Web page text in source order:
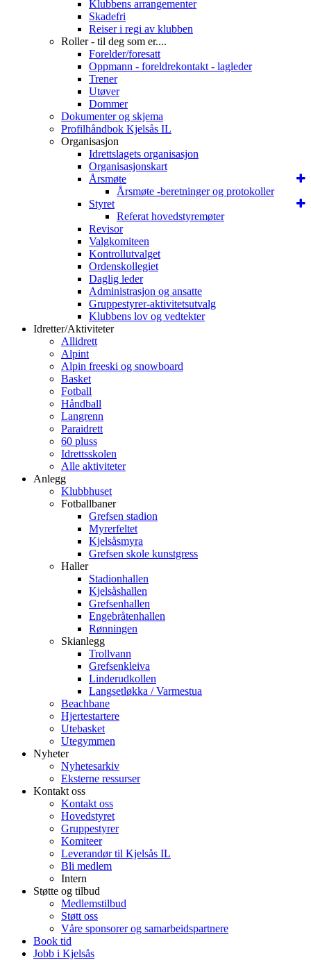
Klubbens arrangementer
Skadefri
Reiser i regi av klubben
Roller - til deg som er....
Forelder/foresatt
Oppmann - foreldrekontakt - lagleder
Trener
Utøver
Dommer
Dokumenter og skjema
Profilhåndbok Kjelsås IL
Organisasjon
Idrettslagets organisasjon
Organisasjonskart
Årsmøte
Årsmøte -beretninger og protokoller
Styret
Referat hovedstyremøter
Revisor
Valgkomiteen
Kontrollutvalget
Ordenskollegiet
Daglig leder
Administrasjon og ansatte
Gruppestyrer-aktivitetsutvalg
Klubbens lov og vedtekter
Idretter/Aktiviteter
Allidrett
Alpint
Alpin freeski og snowboard
Basket
Fotball
Håndball
Langrenn
Paraidrett
60 pluss
Idrettsskolen
Alle aktiviteter
Anlegg
Klubbhuset
Fotballbaner
Grefsen stadion
Myrerfeltet
Kjelsåsmyra
Grefsen skole kunstgress
Haller
Stadionhallen
Kjelsåshallen
Grefsenhallen
Engebråtenhallen
Rønningen
Skianlegg
Trollvann
Grefsenkleiva
Linderudkollen
Langsetløkka / Varmestua
Beachbane
Hjertestartere
Utebasket
Utegymmen
Nyheter
Nyhetesarkiv
Eksterne ressurser
Kontakt oss
Kontakt oss
Hovedstyret
Gruppestyrer
Komiteer
Leverandør til Kjelsås IL
Bli medlem
Intern
Støtte og tilbud
Medlemstilbud
Støtt oss
Våre sponsorer og samarbeidspartnere
Book tid
Jobb i Kjelsås